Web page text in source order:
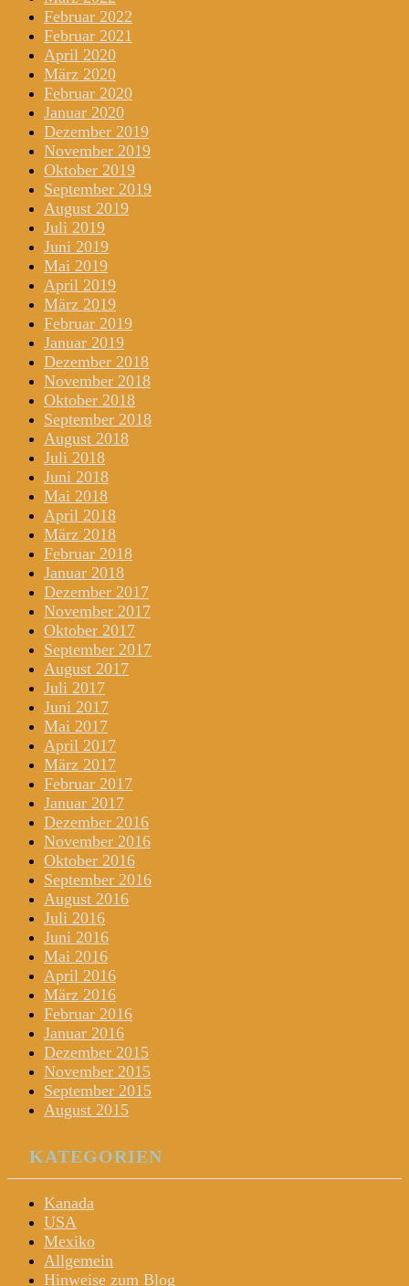
Februar 2022
Februar 2021
April 2020
März 2020
Februar 2020
Januar 2020
Dezember 2019
November 2019
Oktober 2019
September 2019
August 2019
Juli 2019
Juni 2019
Mai 2019
April 2019
März 2019
Februar 2019
Januar 2019
Dezember 2018
November 2018
Oktober 2018
September 2018
August 2018
Juli 2018
Juni 2018
Mai 2018
April 2018
März 2018
Februar 2018
Januar 2018
Dezember 2017
November 2017
Oktober 2017
September 2017
August 2017
Juli 2017
Juni 2017
Mai 2017
April 2017
März 2017
Februar 2017
Januar 2017
Dezember 2016
November 2016
Oktober 2016
September 2016
August 2016
Juli 2016
Juni 2016
Mai 2016
April 2016
März 2016
Februar 2016
Januar 2016
Dezember 2015
November 2015
September 2015
August 2015
KATEGORIEN
Kanada
USA
Mexiko
Allgemein
Hinweise zum Blog